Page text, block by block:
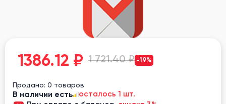
1386.12 ₽ 1 721.40 ₽ -19%
Продано: 0 товаров
В наличии есть
осталось 1 шт.